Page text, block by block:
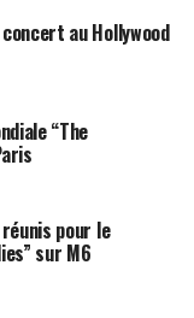
au Hollywood
“The
pour le
sur M6